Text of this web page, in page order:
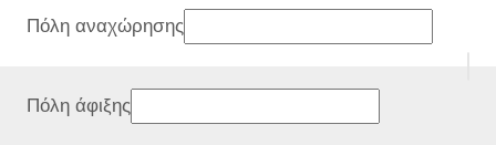
Πόλη αναχώρησης
Πόλη άφιξης